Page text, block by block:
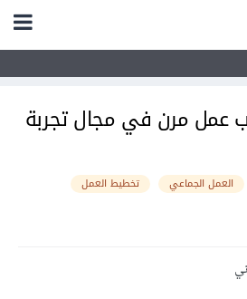
عمل مرن في مجال تجربة
العمل الجماعي
تخطيط العمل